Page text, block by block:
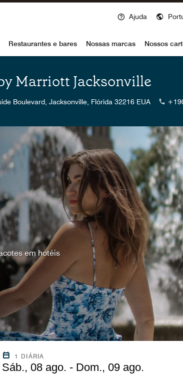
Ajuda
Restaurantes e bares Nossas marcas Nossos
Marriott Jacksonville
Boulevard, Jacksonville, Flórida 32216 EUA
em hotéis
1 DIÁRIA
Sáb., 08 ago. - Dom., 09 ago.